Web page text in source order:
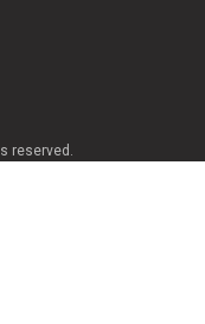
reserved.